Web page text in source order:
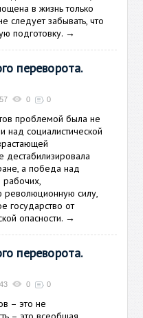
в жизнь только
следует забывать, что
подготовку. →
переворота.
0 0
проблемой была не
над социалистической
дестабилизировала
а победа над
революционную силу,
государство от
опасности. →
переворота.
0 0
– это не